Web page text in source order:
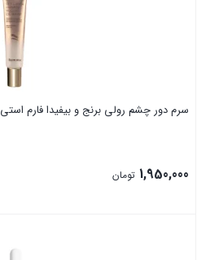
سرم دور چشم رولی برنج و بیفیدا فارم استی
1,950,000 تومان